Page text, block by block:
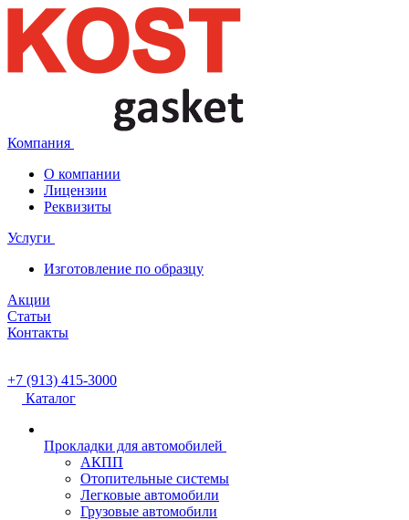
Компания
О компании
Лицензии
Реквизиты
Услуги
Изготовление по образцу
Акции
Статьи
Контакты
+7 (913) 415-3000
Каталог
Прокладки для автомобилей
АКПП
Отопительные системы
Легковые автомобили
Грузовые автомобили